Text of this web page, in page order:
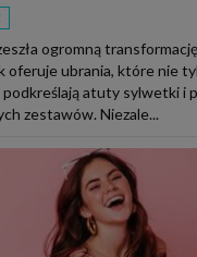
ogromną
oferuje ubrania, które nie
atuty sylwetki i
zestawów. Niezale...